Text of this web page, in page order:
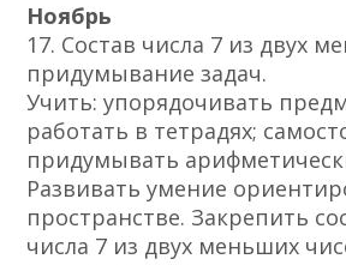
Ноябрь
17. Состав числа 7 из двух
придумывание задач.
Учить: упорядочивать
работать в тетрадях;
придумывать
Развивать умение
пространстве. Закрепить
числа 7 из двух меньших